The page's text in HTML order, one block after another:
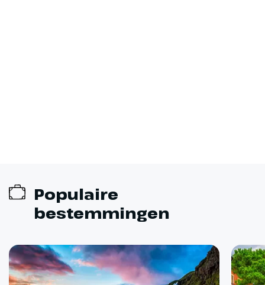
Populaire
bestemmingen